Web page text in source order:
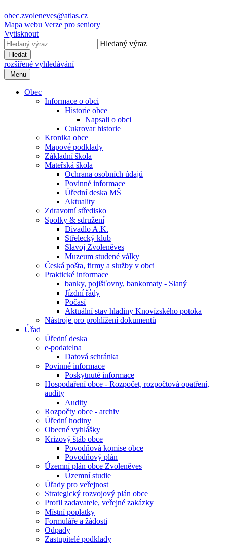
obec.zvoleneves@atlas.cz
Mapa webu Verze pro seniory
Vytisknout
Hledaný výraz
Hledat
rozšířené vyhledávání
Menu
Obec
Informace o obci
Historie obce
Napsali o obci
Cukrovar historie
Kronika obce
Mapové podklady
Základní škola
Mateřská škola
Ochrana osobních údajů
Povinné informace
Úřední deska MŠ
Aktuality
Zdravotní středisko
Spolky & sdružení
Divadlo A.K.
Střelecký klub
Slavoj Zvoleněves
Muzeum studené války
Česká pošta, firmy a služby v obci
Praktické informace
banky, pojišťovny, bankomaty - Slaný
Jízdní řády
Počasí
Aktuální stav hladiny Knovízského potoka
Nástroje pro prohlížení dokumentů
Úřad
Úřední deska
e-podatelna
Datová schránka
Povinné informace
Poskytnuté informace
Hospodaření obce - Rozpočet, rozpočtová opatření,
audity
Audity
Rozpočty obce - archiv
Úřední hodiny
Obecné vyhlášky
Krizový štáb obce
Povodňová komise obce
Povodňový plán
Územní plán obce Zvoleněves
Územní studie
Úřady pro veřejnost
Strategický rozvojový plán obce
Profil zadavatele, veřejné zakázky
Místní poplatky
Formuláře a žádosti
Odpady
Zastupitelé podklady